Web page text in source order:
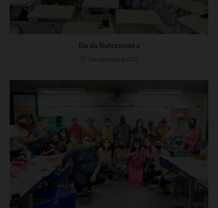
Dia do Nutricionista
5 de setembro de 2023